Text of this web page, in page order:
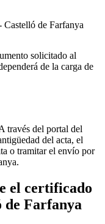
Castelló de Farfanya
solicitado al
de la carga de
través del portal del
del acta, el
o tramitar el envío por
.
el certificado
de Farfanya